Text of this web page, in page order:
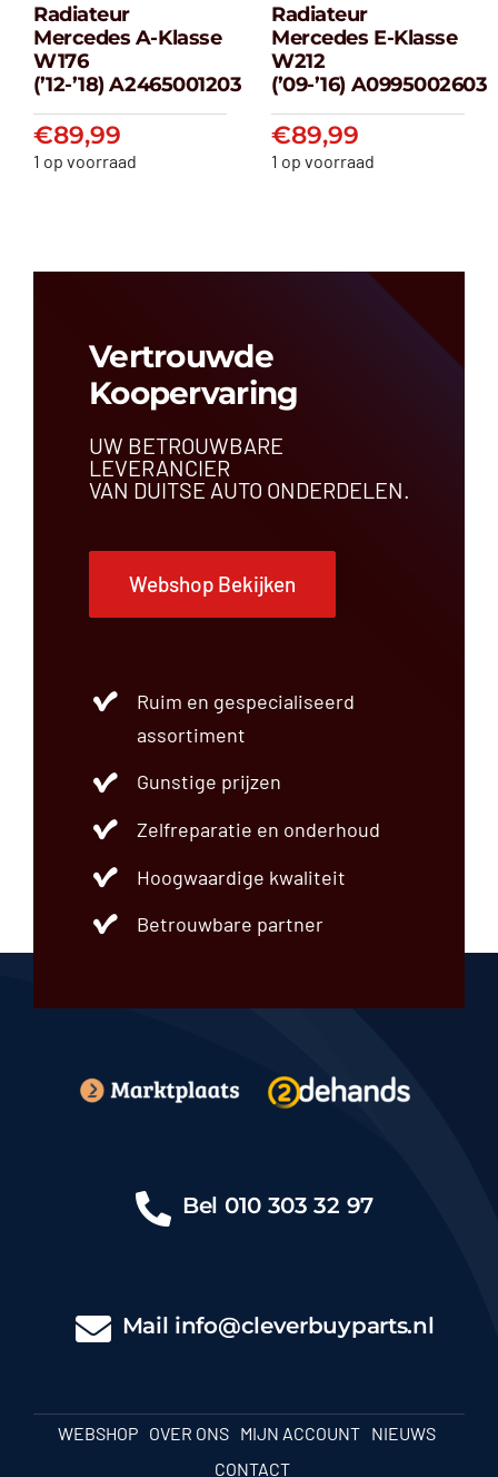
Radiateur
Mercedes A-
klasse W176
(’12-’18) A2465001203
€89,99
Radiateur
Mercedes A-Klasse
W176
(’12-’18) A2465001203
€89,99
1 op voorraad
Radiateur
Mercedes E-
klasse W212
(’09-’16)
€89,99
Radiateur
Mercedes E-Klasse
W212
(’09-’16) A0995002603
€89,99
1 op voorraad
Vertrouwde
Koopervaring
UW BETROUWBARE
LEVERANCIER
VAN DUITSE AUTO ONDERDELEN.
Webshop Bekijken
Ruim en gespecialiseerd
assortiment
Gunstige prijzen
Zelfreparatie en onderhoud
Hoogwaardige kwaliteit
Betrouwbare partner
Bel 010 303 32 97
Mail info@cleverbuyparts.nl
WEBSHOP OVER ONS MIJN ACCOUNT
NIEUWS
CONTACT